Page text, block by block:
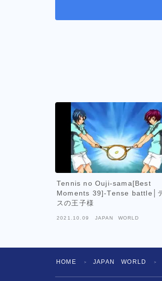
Tennis no Ouji-sama[Best
Moments 39]-Tense battle│
スの王子様
2021.10.09 JAPAN WORLD
HOME ＞ JAPAN WORLD ＞